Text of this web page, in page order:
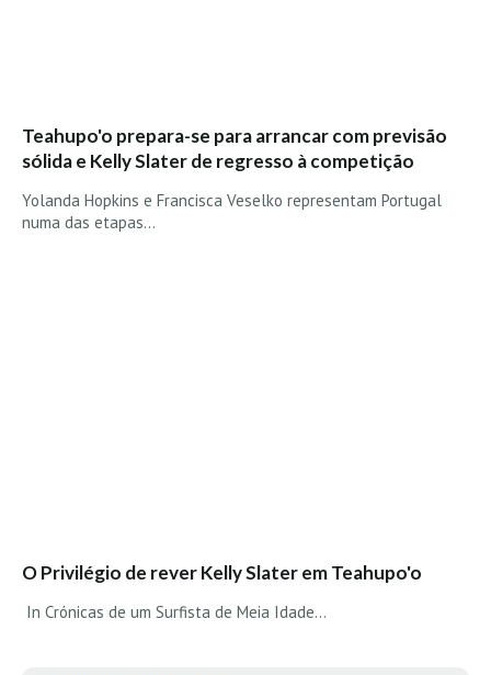
Teahupo'o prepara-se para arrancar com previsão
sólida e Kelly Slater de regresso à competição
Yolanda Hopkins e Francisca Veselko representam Portugal
numa das etapas…
O Privilégio de rever Kelly Slater em Teahupo'o
In Crónicas de um Surfista de Meia Idade...